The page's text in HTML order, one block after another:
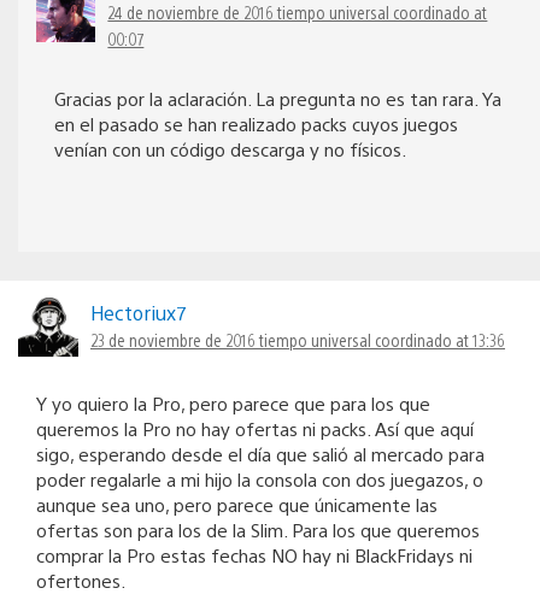
24 de noviembre de 2016 tiempo universal coordinado at
00:07
Gracias por la aclaración. La pregunta no es tan rara. Ya
en el pasado se han realizado packs cuyos juegos
venían con un código descarga y no físicos.
Hectoriux7
23 de noviembre de 2016 tiempo universal coordinado at 13:36
Y yo quiero la Pro, pero parece que para los que
queremos la Pro no hay ofertas ni packs. Así que aquí
sigo, esperando desde el día que salió al mercado para
poder regalarle a mi hijo la consola con dos juegazos, o
aunque sea uno, pero parece que únicamente las
ofertas son para los de la Slim. Para los que queremos
comprar la Pro estas fechas NO hay ni BlackFridays ni
ofertones.